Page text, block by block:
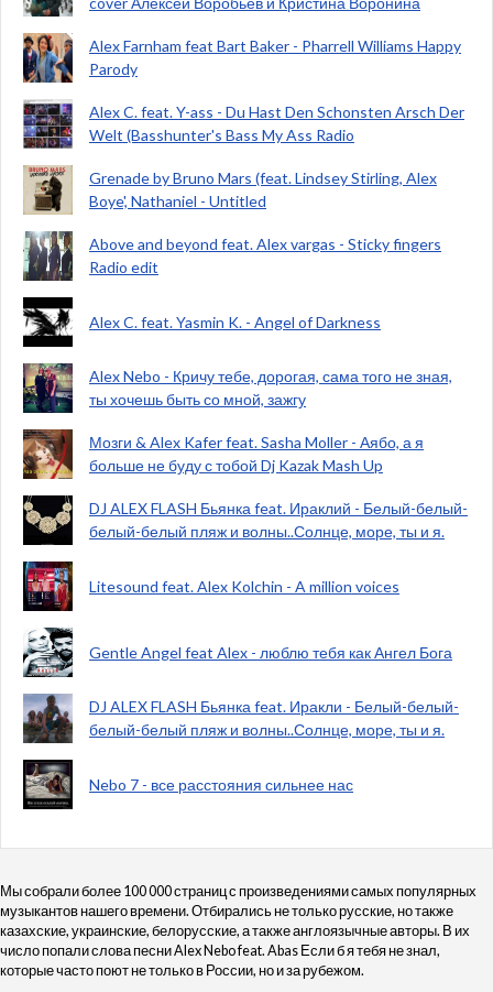
Alex Farnham feat Bart Baker - Pharrell Williams Happy
Parody
Alex C. feat. Y-ass - Du Hast Den Schonsten Arsch Der
Welt (Basshunter's Bass My Ass Radio
Grenade by Bruno Mars (feat. Lindsey Stirling, Alex
Boye', Nathaniel - Untitled
Above and beyond feat. Alex vargas - Sticky fingers
Radio edit
Alex C. feat. Yasmin K. - Angel of Darkness
Alex Nebo - Кричу тебе, дорогая, сама того не зная,
ты хочешь быть со мной, зажгу
Мозги & Alex Kafer feat. Sasha Moller - Аябо, а я
больше не буду с тобой Dj Kazak Mash Up
DJ ALEX FLASH Бьянка feat. Ираклий - Белый-белый-
белый-белый пляж и волны..Солнце, море, ты и я.
Litesound feat. Alex Kolchin - A million voices
Gentle Angel feat Alex - люблю тебя как Ангел Бога
DJ ALEX FLASH Бьянка feat. Иракли - Белый-белый-
белый-белый пляж и волны..Солнце, море, ты и я.
Nebo 7 - все расстояния сильнее нас
Мы собрали более 100 000 страниц с произведениями самых популярных
музыкантов нашего времени. Отбирались не только русские, но также
казахские, украинские, белорусские, а также англоязычные авторы. В их
число попали слова песни Alex Nebo feat. Abas Если б я тебя не знал,
которые часто поют не только в России, но и за рубежом.